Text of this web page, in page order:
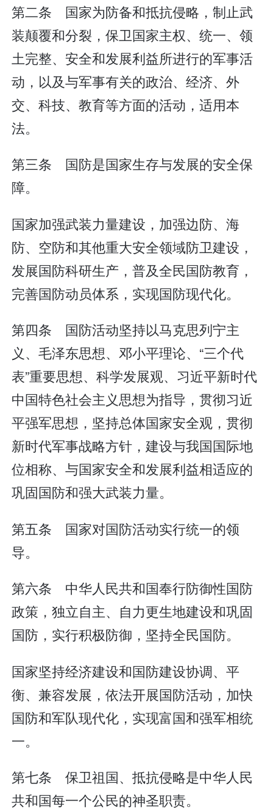
第二条 国家为防备和抵抗侵略，制止武
装颠覆和分裂，保卫国家主权、统一、领
土完整、安全和发展利益所进行的军事活
动，以及与军事有关的政治、经济、外
交、科技、教育等方面的活动，适用本
法。
第三条 国防是国家生存与发展的安全保
障。
国家加强武装力量建设，加强边防、海
防、空防和其他重大安全领域防卫建设，
发展国防科研生产，普及全民国防教育，
完善国防动员体系，实现国防现代化。
第四条 国防活动坚持以马克思列宁主
义、毛泽东思想、邓小平理论、“三个代
表”重要思想、科学发展观、习近平新时代
中国特色社会主义思想为指导，贯彻习近
平强军思想，坚持总体国家安全观，贯彻
新时代军事战略方针，建设与我国国际地
位相称、与国家安全和发展利益相适应的
巩固国防和强大武装力量。
第五条 国家对国防活动实行统一的领
导。
第六条 中华人民共和国奉行防御性国防
政策，独立自主、自力更生地建设和巩固
国防，实行积极防御，坚持全民国防。
国家坚持经济建设和国防建设协调、平
衡、兼容发展，依法开展国防活动，加快
国防和军队现代化，实现富国和强军相统
一。
第七条 保卫祖国、抵抗侵略是中华人民
共和国每一个公民的神圣职责。